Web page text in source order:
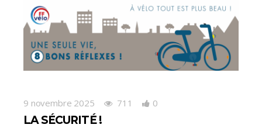
9 novembre 2025 711 0
LA SÉCURITÉ !